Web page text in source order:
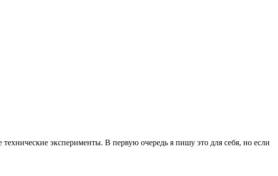
эксперименты. В первую очередь я пишу это для себя, но если